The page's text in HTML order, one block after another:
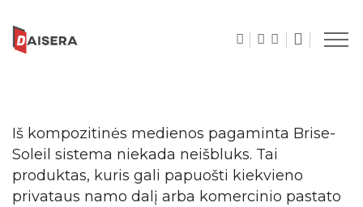
Iš kompozitinės medienos pagaminta Brise-
Soleil sistema niekada neišbluks. Tai
produktas, kuris gali papuošti kiekvieno
privataus namo dalį arba komercinio pastato